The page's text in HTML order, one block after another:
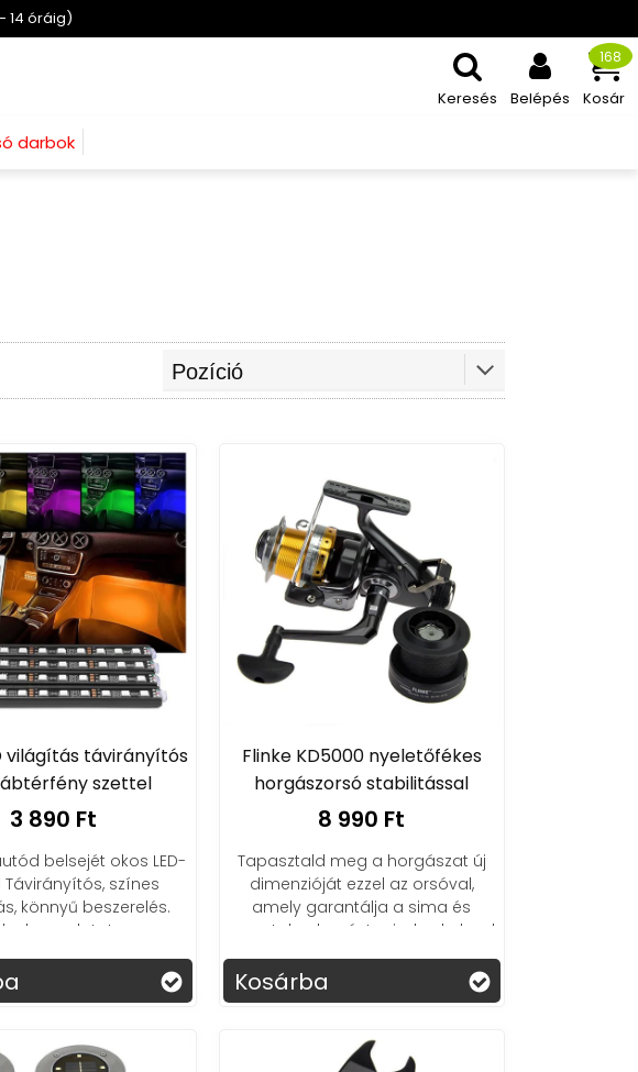
14 óráig)
Keresés Belépés Kosár
168
darbok
világítás távirányítós
szettel
3 890 Ft
belsejét okos LED-
Távirányítós, színes
könnyű beszerelés.
a hangulatot egy
Flinke KD5000 nyeletőfékes
horgászorsó stabilitással
8 990 Ft
Tapasztald meg a horgászat új
dimenzióját ezzel az orsóval,
amely garantálja a sima és
zavartalan kapást minden kaland
Kosárba